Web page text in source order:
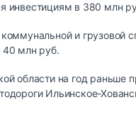
инвестициям в 380 млн
и грузовой
40 млн руб.
области на год раньше
Ильинское-